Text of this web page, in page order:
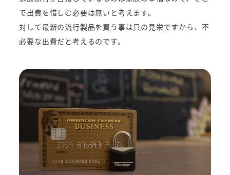
で出費を惜しむ必要は無いと考えます。
対して最新の流行製品を買う事は只の見栄ですから、不
必要な出費だと考えるのです。